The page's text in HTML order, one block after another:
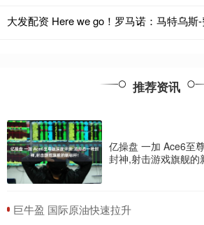
推荐资讯
亿操盘 一加 Ace6至
封神,射击游戏旗舰的
​巨牛盈 国际原油快速拉升